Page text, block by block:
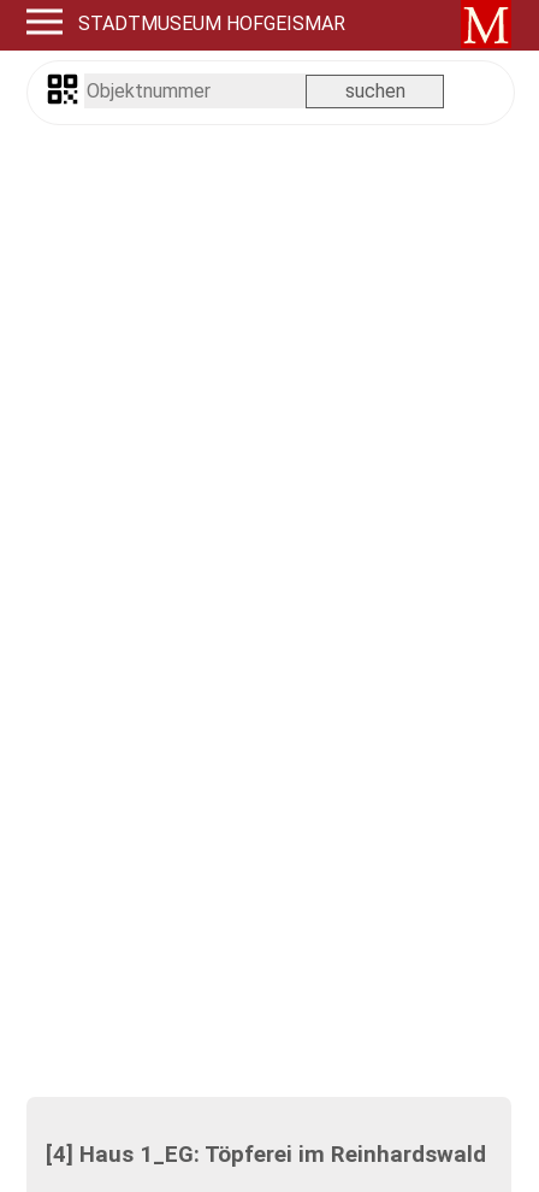
STADTMUSEUM HOFGEISMAR
[4] Haus 1_EG: Töpferei im Reinhardswald